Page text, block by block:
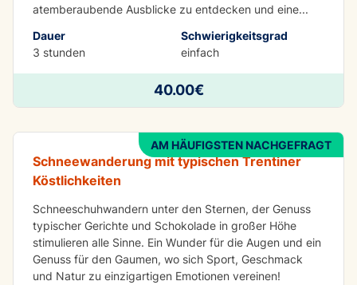
atemberaubende Ausblicke zu entdecken und eine...
Dauer
3 stunden
Schwierigkeitsgrad
einfach
40.00€
AM HÄUFIGSTEN NACHGEFRAGT
SPASS
Madonna di Campiglio
Schneeschuhwanderung + Abendessen
(optional)
Schneewanderung mit typischen Trentiner
Köstlichkeiten
Schneeschuhwandern unter den Sternen, der Genuss
typischer Gerichte und Schokolade in großer Höhe
stimulieren alle Sinne. Ein Wunder für die Augen und ein
Genuss für den Gaumen, wo sich Sport, Geschmack
und Natur zu einzigartigen Emotionen vereinen!